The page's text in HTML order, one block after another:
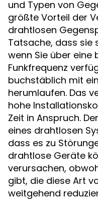
und Typen von
größte Vorteil der
drahtlosen
Tatsache, dass sie
wenn Sie über
Funkfrequenz
buchstäblich mit
herumlaufen. Das
hohe
Zeit in Anspruch.
eines drahtlosen
dass es zu
drahtlose Geräte
verursachen,
gibt, die diese Art
weitgehend